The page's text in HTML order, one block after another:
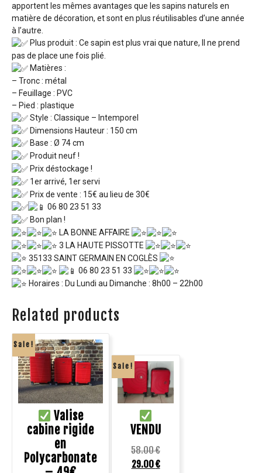
apportent les mêmes avantages que les sapins naturels en
matière de décoration, et sont en plus réutilisables d’une année
à l’autre.
Plus produit : Ce sapin est plus vrai que nature, Il ne prend
pas de place une fois plié.
Matières :
– Tronc : métal
– Feuillage : PVC
– Pied : plastique
Style : Classique – Intemporel
Dimensions Hauteur : 150 cm
Base : Ø 74 cm
Produit neuf !
Prix déstockage !
1er arrivé, 1er servi
Prix de vente : 15€ au lieu de 30€
06 80 23 51 33
Bon plan !
LA BONNE AFFAIRE
3 LA HAUTE PISSOTTE
35133 SAINT GERMAIN EN COGLÈS
06 80 23 51 33
Horaires : Du Lundi au Dimanche : 8h00 – 22h00
Related products
Sale!
Valise
cabine rigide
en
Polycarbonate
Sale!
VENDU
58.00€
29.00€